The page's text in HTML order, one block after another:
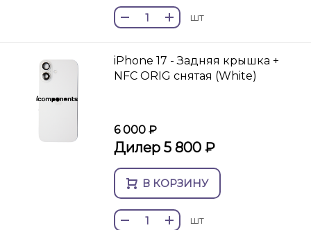
шт
iPhone 17 - Задняя крышка +
NFC ORIG снятая (White)
6 000 ₽
Дилер 5 800 ₽
В КОРЗИНУ
шт